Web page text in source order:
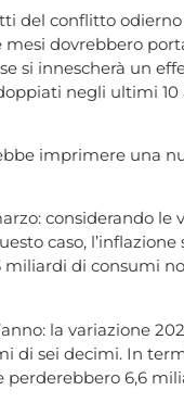
del conflitto
dovrebbero
si innescherà un
negli ultimi
imprimere una
considerando
caso, l’inflazione
di consumi
la variazione
di sei decimi. In
6,6